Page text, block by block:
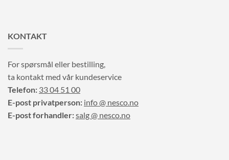
KONTAKT
For spørsmål eller bestilling,
ta kontakt med vår kundeservice
Telefon: 33 04 51 00
E-post privatperson: info @ nesco.no
E-post forhandler:salg @ nesco.no